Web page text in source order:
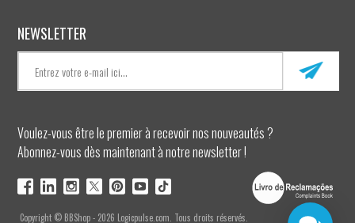
NEWSLETTER
Voulez-vous être le premier à recevoir nos nouveautés ?
Abonnez-vous dès maintenant à notre newsletter !
Copyright © BBShop - 2026 Logicpulse.com. Tous droits réservés.